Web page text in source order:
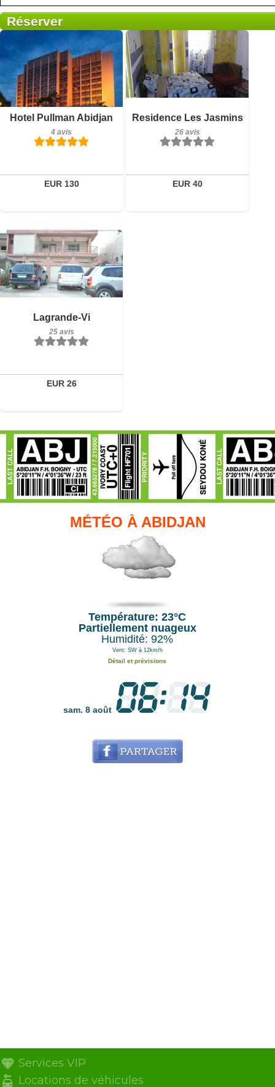
Réserver
Hotel Pullman Abidjan
4 avis
EUR 130
Réserver
Residence Les Jasmins
26 avis
EUR 40
26 avis
Détails
Réserver
Lagrande-Vi
25 avis
EUR 26
25 avis
Détails
Réserver
MÉTÉO À ABIDJAN
Température: 23°C
Partiellement nuageux
Humidité: 92%
Vent: SW à 12km/h
Détail et prévisions
sam. 8 août
Services VIP
Locations de véhicules